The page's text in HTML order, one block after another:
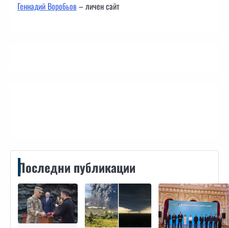
Геннадий Воробьов– личен сайт
Последни публикации